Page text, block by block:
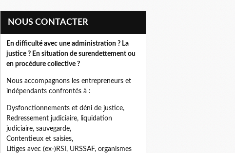
NOUS CONTACTER
En difficulté avec une administration ? La
justice ? En situation de surendettement ou
en procédure collective ?
Nous accompagnons les entrepreneurs et
indépendants confrontés à :
Dysfonctionnements et déni de justice,
Redressement judiciaire, liquidation
judiciaire, sauvegarde,
Contentieux et saisies,
Litiges avec (ex-)RSI, URSSAF, organismes